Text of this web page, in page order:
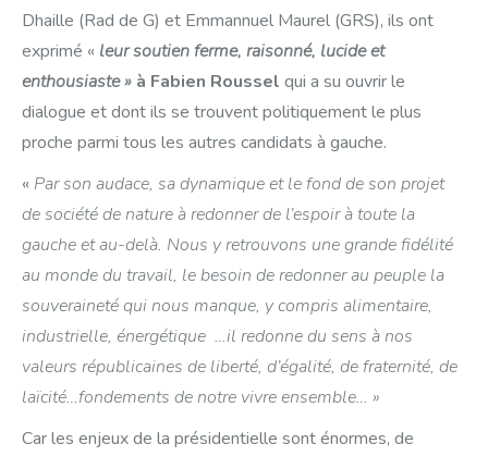
Dhaille (Rad de G) et Emmannuel Maurel (GRS), ils ont
exprimé « leur soutien ferme, raisonné, lucide et
enthousiaste » à Fabien Roussel qui a su ouvrir le
dialogue et dont ils se trouvent politiquement le plus
proche parmi tous les autres candidats à gauche.
« Par son audace, sa dynamique et le fond de son projet
de société de nature à redonner de l’espoir à toute la
gauche et au-delà. Nous y retrouvons une grande fidélité
au monde du travail, le besoin de redonner au peuple la
souveraineté qui nous manque, y compris alimentaire,
industrielle, énergétique …il redonne du sens à nos
valeurs républicaines de liberté, d’égalité, de fraternité, de
laïcité…fondements de notre vivre ensemble… »
Car les enjeux de la présidentielle sont énormes, de